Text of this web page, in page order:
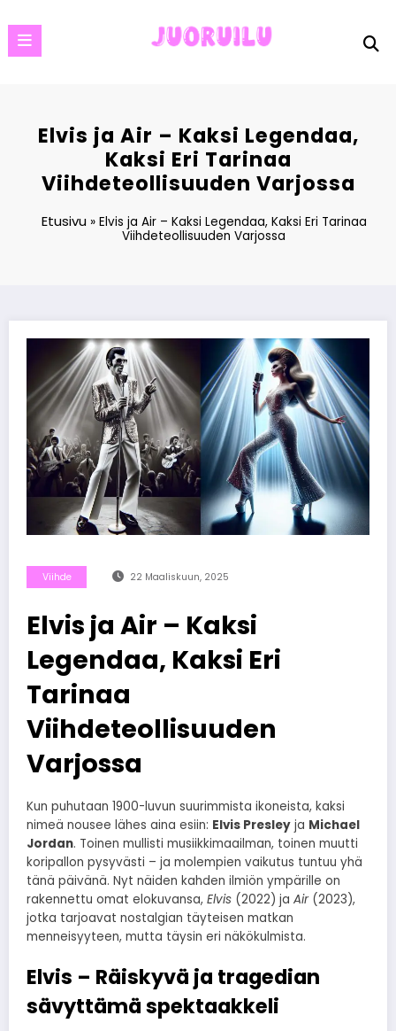
to
content
Elvis ja Air – Kaksi Legendaa,
Kaksi Eri Tarinaa
Viihdeteollisuuden Varjossa
Etusivu» Elvis ja Air – Kaksi Legendaa, Kaksi Eri Tarinaa
Viihdeteollisuuden Varjossa
Viihde 22 Maaliskuun, 2025
Elvis ja Air – Kaksi
Legendaa, Kaksi Eri
Tarinaa
Viihdeteollisuuden
Varjossa
Kun puhutaan 1900-luvun suurimmista ikoneista, kaksi
nimeä nousee lähes aina esiin: Elvis Presley ja Michael
Jordan. Toinen mullisti musiikkimaailman, toinen muutti
koripallon pysyvästi – ja molempien vaikutus tuntuu yhä
tänä päivänä. Nyt näiden kahden ilmiön ympärille on
rakennettu omat elokuvansa, Elvis (2022) ja Air(2023),
jotka tarjoavat nostalgian täyteisen matkan
menneisyyteen, mutta täysin eri näkökulmista.
Elvis – Räiskyvä ja tragedian
sävyttämä spektaakkeli